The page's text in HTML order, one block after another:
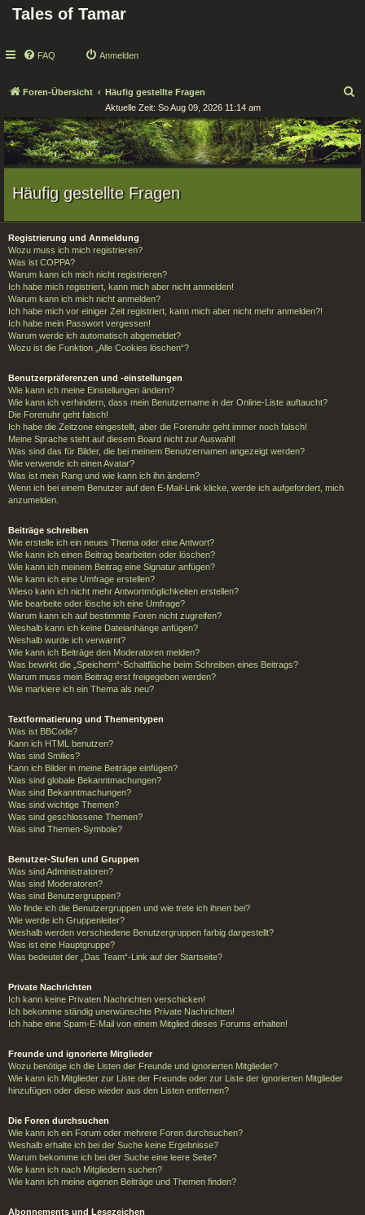
Tales of Tamar
FAQ Anmelden
Foren-Übersicht Häufig gestellte Fragen
c
h
e
Aktuelle Zeit: So Aug 09, 2026 11:14 am
Häufig gestellte Fragen
Registrierung und Anmeldung
Wozu muss ich mich registrieren?
Was ist COPPA?
Warum kann ich mich nicht registrieren?
Ich habe mich registriert, kann mich aber nicht anmelden!
Warum kann ich mich nicht anmelden?
Ich habe mich vor einiger Zeit registriert, kann mich aber nicht mehr anmelden?!
Ich habe mein Passwort vergessen!
Warum werde ich automatisch abgemeldet?
Wozu ist die Funktion „Alle Cookies löschen“?
Benutzerpräferenzen und -einstellungen
Wie kann ich meine Einstellungen ändern?
Wie kann ich verhindern, dass mein Benutzername in der Online-Liste auftaucht?
Die Forenuhr geht falsch!
Ich habe die Zeitzone eingestellt, aber die Forenuhr geht immer noch falsch!
Meine Sprache steht auf diesem Board nicht zur Auswahl!
Was sind das für Bilder, die bei meinem Benutzernamen angezeigt werden?
Wie verwende ich einen Avatar?
Was ist mein Rang und wie kann ich ihn ändern?
Wenn ich bei einem Benutzer auf den E-Mail-Link klicke, werde ich aufgefordert, mich
anzumelden.
Beiträge schreiben
Wie erstelle ich ein neues Thema oder eine Antwort?
Wie kann ich einen Beitrag bearbeiten oder löschen?
Wie kann ich meinem Beitrag eine Signatur anfügen?
Wie kann ich eine Umfrage erstellen?
Wieso kann ich nicht mehr Antwortmöglichkeiten erstellen?
Wie bearbeite oder lösche ich eine Umfrage?
Warum kann ich auf bestimmte Foren nicht zugreifen?
Weshalb kann ich keine Dateianhänge anfügen?
Weshalb wurde ich verwarnt?
Wie kann ich Beiträge den Moderatoren melden?
Was bewirkt die „Speichern“-Schaltfläche beim Schreiben eines Beitrags?
Warum muss mein Beitrag erst freigegeben werden?
Wie markiere ich ein Thema als neu?
Textformatierung und Thementypen
Was ist BBCode?
Kann ich HTML benutzen?
Was sind Smilies?
Kann ich Bilder in meine Beiträge einfügen?
Was sind globale Bekanntmachungen?
Was sind Bekanntmachungen?
Was sind wichtige Themen?
Was sind geschlossene Themen?
Was sind Themen-Symbole?
Benutzer-Stufen und Gruppen
Was sind Administratoren?
Was sind Moderatoren?
Was sind Benutzergruppen?
Wo finde ich die Benutzergruppen und wie trete ich ihnen bei?
Wie werde ich Gruppenleiter?
Weshalb werden verschiedene Benutzergruppen farbig dargestellt?
Was ist eine Hauptgruppe?
Was bedeutet der „Das Team“-Link auf der Startseite?
Private Nachrichten
Ich kann keine Privaten Nachrichten verschicken!
Ich bekomme ständig unerwünschte Private Nachrichten!
Ich habe eine Spam-E-Mail von einem Mitglied dieses Forums erhalten!
Freunde und ignorierte Mitglieder
Wozu benötige ich die Listen der Freunde und ignorierten Mitglieder?
Wie kann ich Mitglieder zur Liste der Freunde oder zur Liste der ignorierten Mitglieder
hinzufügen oder diese wieder aus den Listen entfernen?
Die Foren durchsuchen
Wie kann ich ein Forum oder mehrere Foren durchsuchen?
Weshalb erhalte ich bei der Suche keine Ergebnisse?
Warum bekomme ich bei der Suche eine leere Seite?
Wie kann ich nach Mitgliedern suchen?
Wie kann ich meine eigenen Beiträge und Themen finden?
Abonnements und Lesezeichen